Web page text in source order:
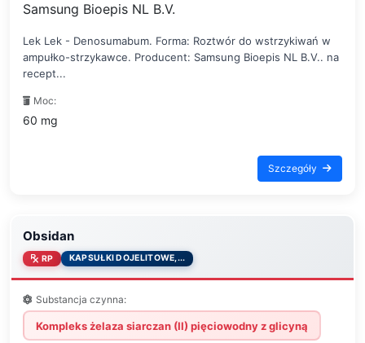
Samsung Bioepis NL B.V.
Lek Lek - Denosumabum. Forma: Roztwór do wstrzykiwań w
ampułko-strzykawce. Producent: Samsung Bioepis NL B.V.. na
recept...
Moc:
60 mg
Szczegóły
Obsidan
RP KAPSUŁKI DOJELITOWE,...
Substancja czynna:
Kompleks żelaza siarczan (II) pięciowodny z glicyną